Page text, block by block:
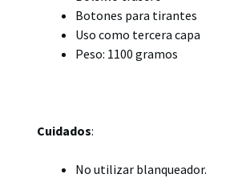
Botones para tirantes
Uso como tercera capa
Peso: 1100 gramos
Cuidados:
No utilizar blanqueador.